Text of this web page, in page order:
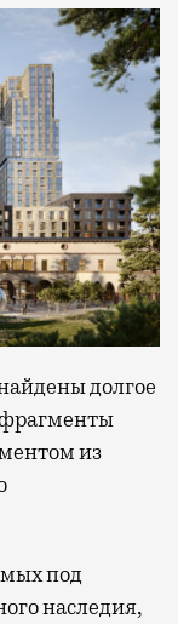
долгое
из
под
наследия,